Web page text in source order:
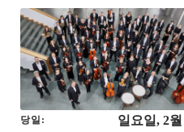
당일 일요일, 2월